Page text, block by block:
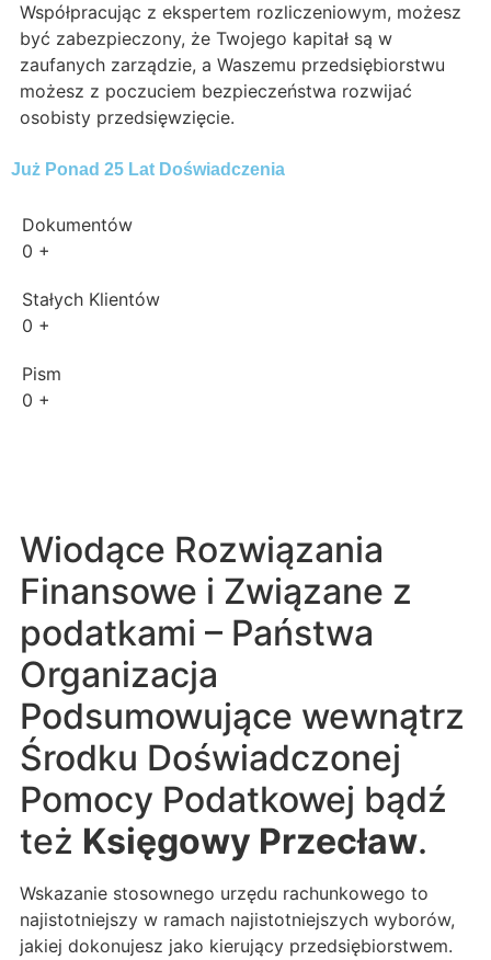
Współpracując z ekspertem rozliczeniowym, możesz
być zabezpieczony, że Twojego kapitał są w
zaufanych zarządzie, a Waszemu przedsiębiorstwu
możesz z poczuciem bezpieczeństwa rozwijać
osobisty przedsięwzięcie.
Już Ponad 25 Lat Doświadczenia
Dokumentów
0 +
Stałych Klientów
0 +
Pism
0 +
Wiodące Rozwiązania
Finansowe i Związane z
podatkami – Państwa
Organizacja
Podsumowujące wewnątrz
Środku Doświadczonej
Pomocy Podatkowej bądź
też Księgowy Przecław.
Wskazanie stosownego urzędu rachunkowego to
najistotniejszy w ramach najistotniejszych wyborów,
jakiej dokonujesz jako kierujący przedsiębiorstwem.